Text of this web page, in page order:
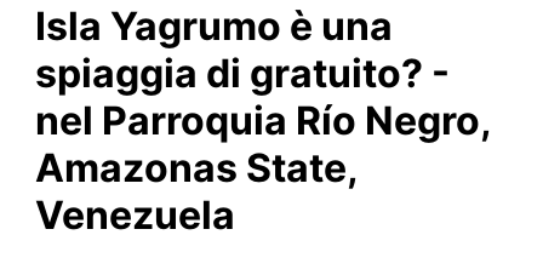
Isla Yagrumo è una
spiaggia di gratuito? -
nel Parroquia Río Negro,
Amazonas State,
Venezuela